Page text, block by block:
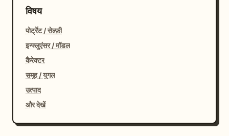
विषय
पोर्ट्रेट / सेल्फ़ी
इन्फ्लुएंसर / मॉडल
कैरेक्टर
समूह / युगल
उत्पाद
और देखें